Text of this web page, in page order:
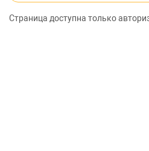
Страница доступна только